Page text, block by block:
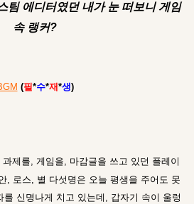
팀 에디터였던 내가 눈 떠보니 게임
속 랭커?
(필*수*재*생)
제를, 게임을, 마감글을 쓰고 있던 플레이
, 로스, 별 다섯명은 오늘 평생을 주어도 못
신명나게 치고 있는데, 갑자기 속이 울렁